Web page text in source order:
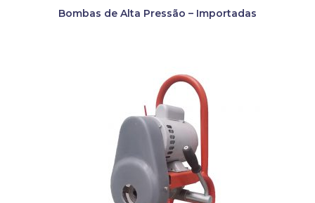
Bombas de Alta Pressão – Importadas